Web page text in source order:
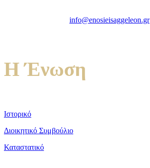
info@enosieisaggeleon.gr
Η Ένωση
Ιστορικό
Διοικητικό Συμβούλιο
Καταστατικό